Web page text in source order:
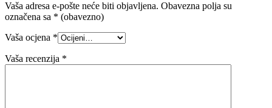
Vaša adresa e-pošte neće biti objavljena. Obavezna polja su
označena sa * (obavezno)
Vaša ocjena *
Vaša recenzija *